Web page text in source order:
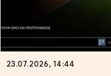
23.07.2026, 14:44